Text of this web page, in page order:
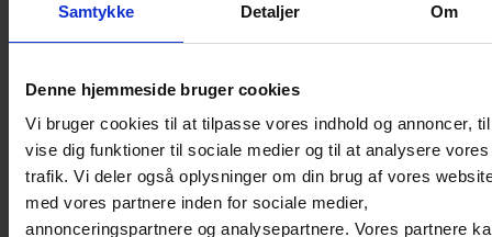
Samtykke Detaljer Om
Denne hjemmeside bruger cookies
Vi bruger cookies til at tilpasse vores indhold og annoncer,
vise dig funktioner til sociale medier og til at analysere vores
trafik. Vi deler også oplysninger om din brug af vores
med vores partnere inden for sociale medier,
annonceringspartnere og analysepartnere. Vores partnere
Produkt type Vinter
Test resultat
EN 388:2016 +A1:2018, EN 511
Standard
EN388, EN420, EN511,
ENISO21420
Farve Orange